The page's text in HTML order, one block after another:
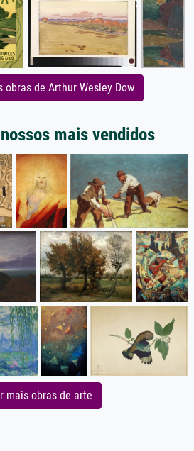
obras de Arthur Wesley Dow
mais vendidos
mais obras de arte